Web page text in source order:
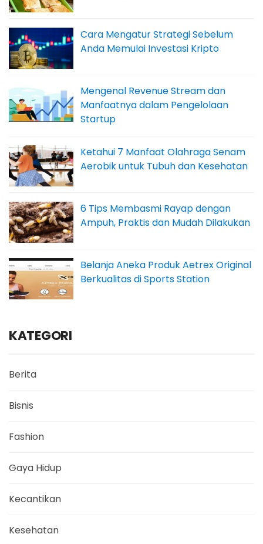
Cara Mengatur Strategi Sebelum
Anda Memulai Investasi Kripto
Mengenal Revenue Stream dan
Manfaatnya dalam Pengelolaan
Startup
Ketahui 7 Manfaat Olahraga Senam
Aerobik untuk Tubuh dan Kesehatan
6 Tips Membasmi Rayap dengan
Ampuh, Praktis dan Mudah Dilakukan
Belanja Aneka Produk Aetrex Original
Berkualitas di Sports Station
KATEGORI
Berita
Bisnis
Fashion
Gaya Hidup
Kecantikan
Kesehatan